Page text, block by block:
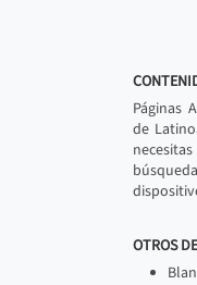
Páginas
de
OTROS